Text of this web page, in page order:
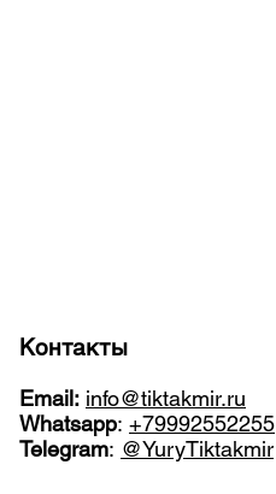
Контакты
Email: info@tiktakmir.ru
Whatsapp: +79992552255
Telegram: @YuryTiktakmir